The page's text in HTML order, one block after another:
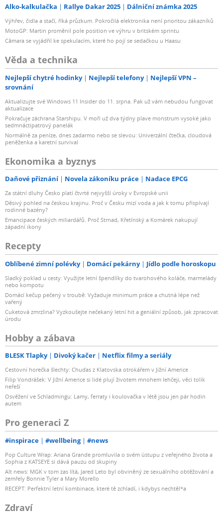
Alko-kalkulačka Rallye Dakar 2025 Dálniční známka 2025
Výhřev, čidla a stačí, říká průzkum. Pokročilá elektronika není prioritou zákazníků
MotoGP: Martin proměnil pole position ve výhru v britském sprintu
Câmara se vyjádřil ke spekulacím, které ho pojí se sedačkou u Haasu
Věda a technika
Nejlepší chytré hodinky Nejlepší telefony
Nejlepší VPN –
srovnání
Aktualizujte své Windows 11 Insider do 11. srpna. Pak už vám nebudou fungovat
aktualizace
Pokračuje záchrana Starshipu. V moři už dva týdny plave monstrum vysoké jako
sedmnáctipatrový panelák
Normálně za peníze, dnes zadarmo nebo se slevou: Univerzální čtečka, cloudová
peněženka a karetní survival
Ekonomika a byznys
Daňové přiznání Novela zákoníku práce Nadace EPCG
Za státní dluhy Česko platí čtvrté nejvyšší úroky v Evropské unii
Děsivý pohled na českou krajinu. Proč v Česku mizí voda a jak k tomu přispívají
rodinné bazény?
Emancipace českých miliardářů. Proč Strnad, Křetínský a Komárek nakupují
západní ikony
Recepty
Oblíbené zimní polévky Domácí pekárny Jídlo podle horoskopu
Sladký poklad u cesty: Využijte letní špendlíky do tvarohového koláče, marmelády
nebo kompotu
Domácí kečup pečený v troubě: Vyžaduje minimum práce a chutná lépe než
vařený
Cuketová zmrzlina? Vyzkoušejte nečekaný letní hit a geniální způsob, jak zpracovat
úrodu
Hobby a zábava
BLESK Tlapky Divoký kačer Netflix filmy a seriály
Cestovní horečka šlechty: Chuďas z Klatovska otrokářem v Jižní Americe
Filip Vondrášek: V Jižní Americe si lidé plují životem mnohem lehčeji, věci tolik
neřeší
Osvěžení ve Schladmingu: Lamy, ferraty i koulovačka v létě jsou jen pár hodin
autem
Pro generaci Z
#inspirace #wellbeing #news
Pop Culture Wrap: Ariana Grande promluvila o svém ústupu z veřejného života a
Sophia z KATSEYE si dává pauzu od skupiny
Alt news: MGK v tom zas lítá, Jared Leto byl obviněný ze sexuálního obtěžování a
zemřely Bonnie Tyler a Mary Morello
RECEPT: Perfektní letní kombinace, které tě zchladí, i kdybys nechtěl*a
Zdraví